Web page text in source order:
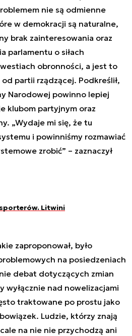
nie są odmienne
w demokracji są naturalne,
brak zainteresowania oraz
parlamentu o siłach
obronności, a jest to
partii rządzącej. Podkreślił,
Narodowej powinno lepiej
klubom partyjnym oraz
„Wydaje mi się, że tu
i powinniśmy rozmawiać
zrobić” – zaznaczył
Litwini
zaproponował, było
na posiedzeniach
debat dotyczących zmian
wyłącznie nad nowelizacjami
traktowane po prostu jako
Ludzie, którzy znają
na nie nie przychodzą ani